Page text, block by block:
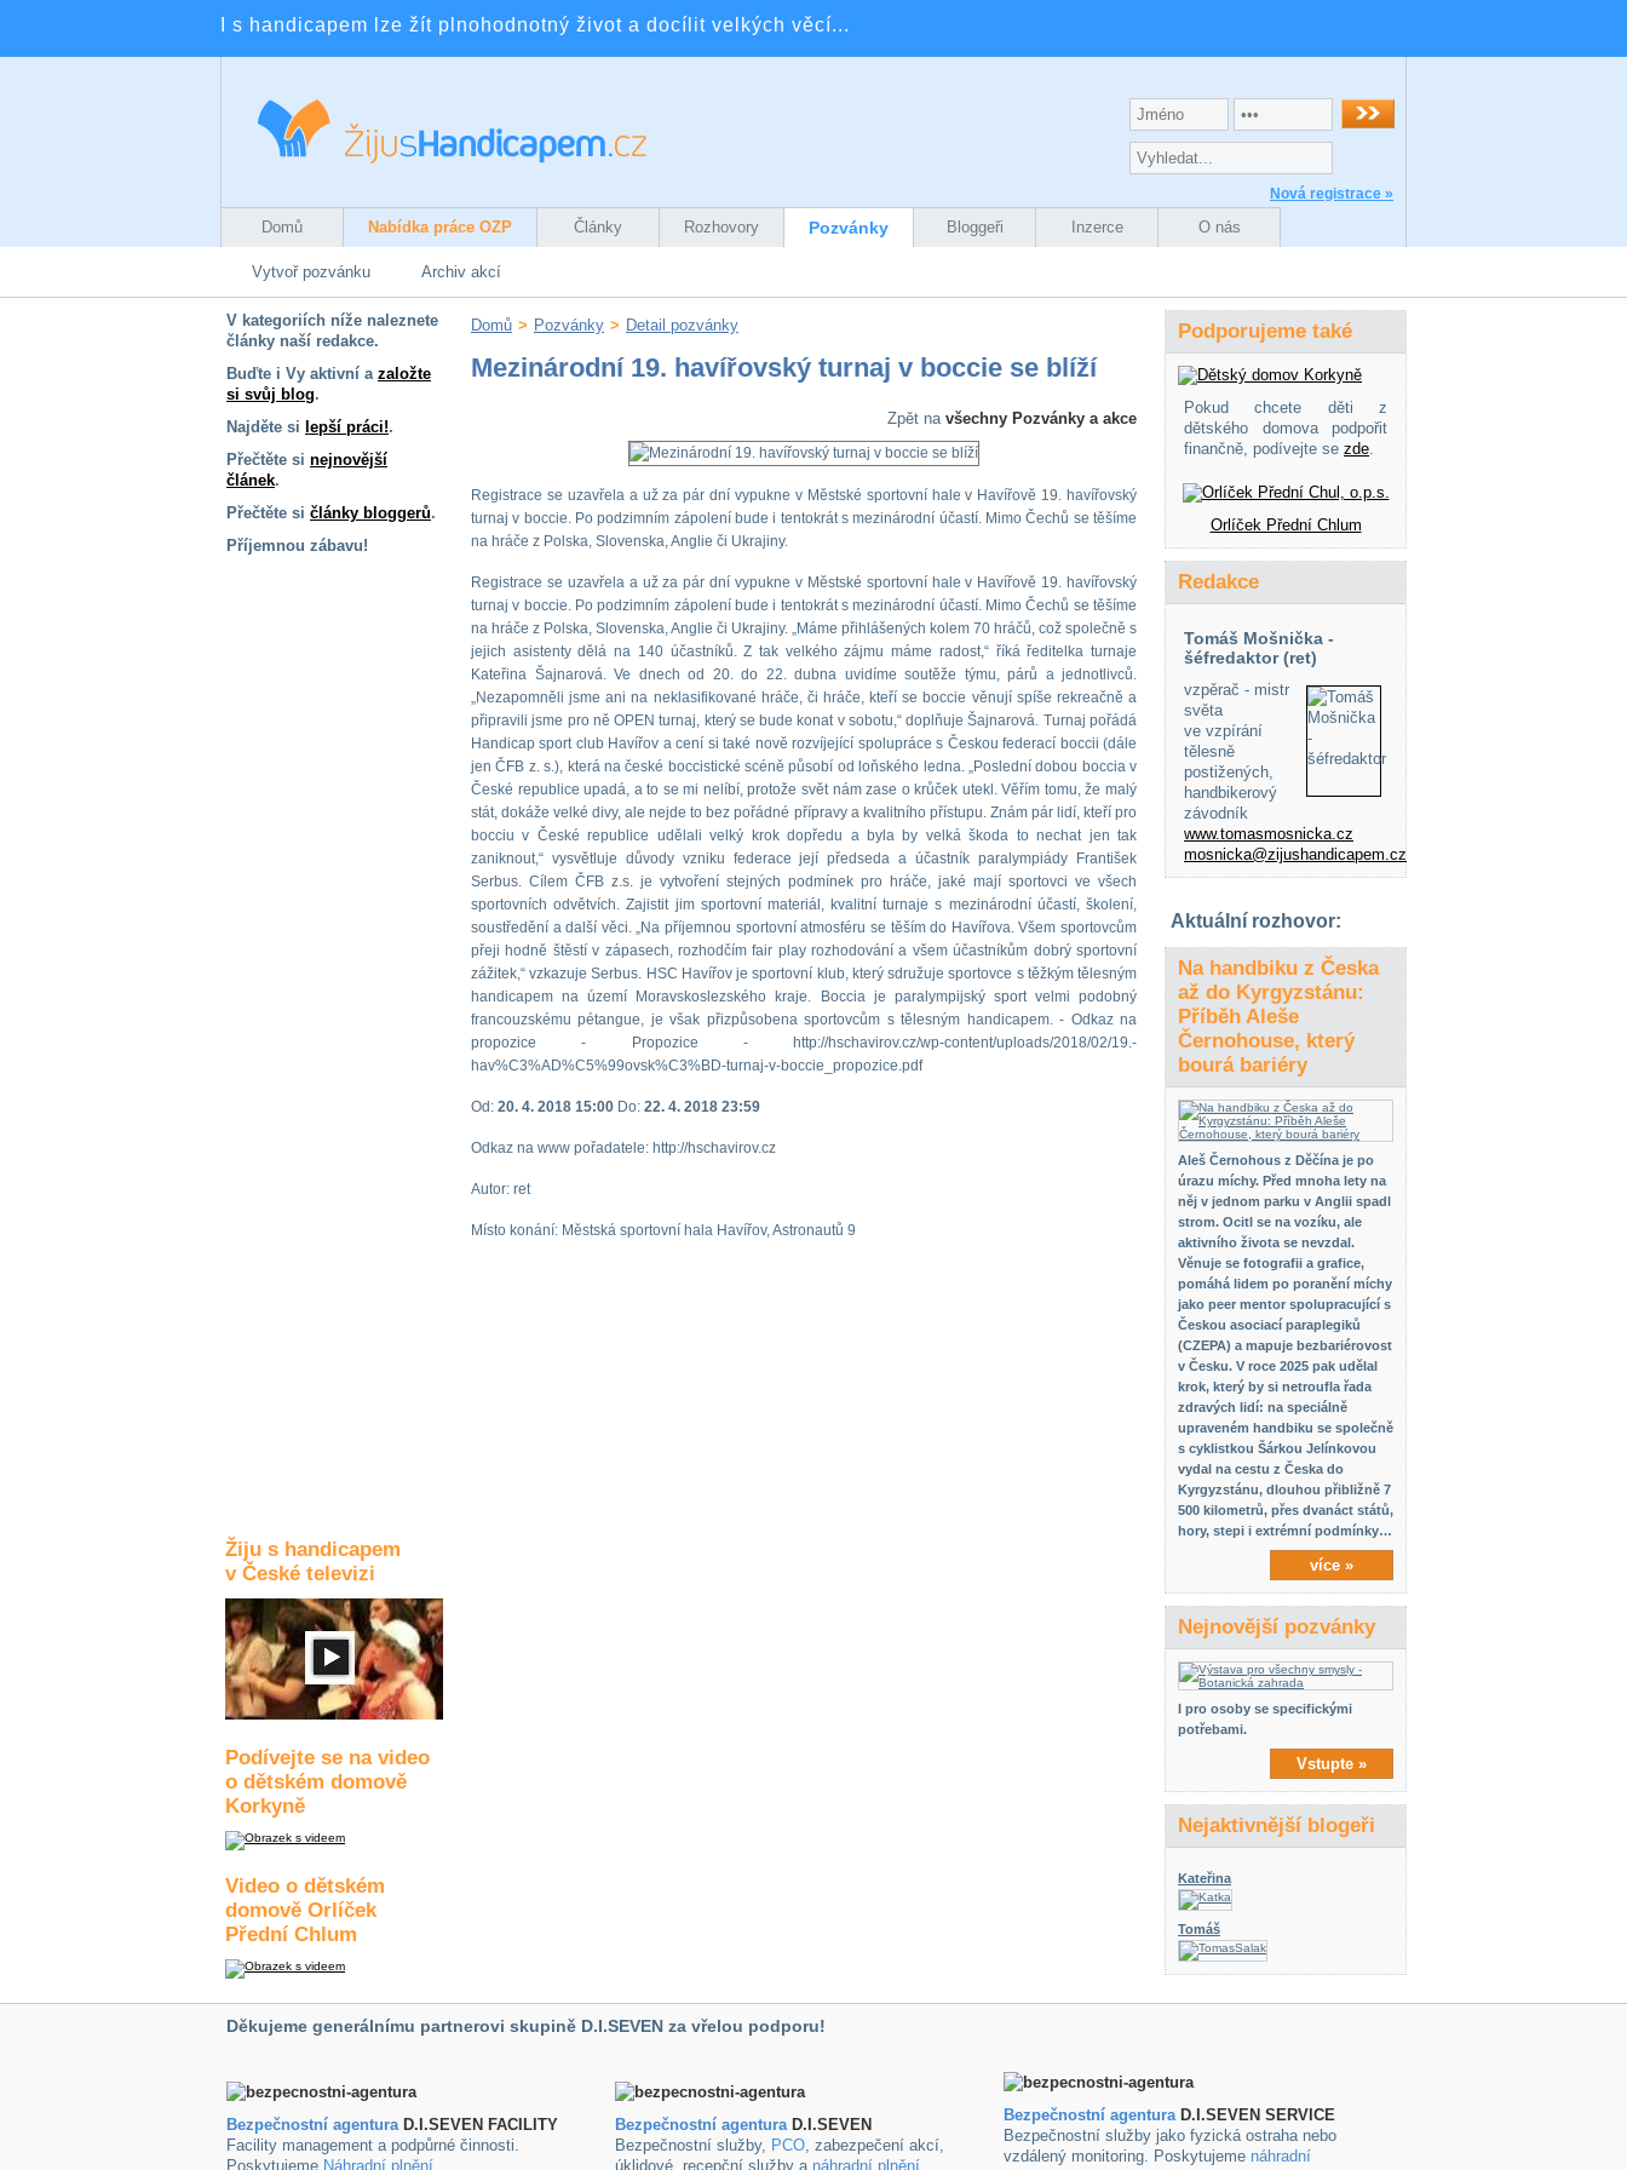
I s handicapem lze žít plnohodnotný život a docílit velkých věcí...
Nová registrace »
Domů Nabídka práce OZP Články Rozhovory Pozvánky Bloggeři Inzerce O nás
Vytvoř pozvánku Archiv akcí
V kategoriích níže naleznete
články naší redakce.
Buďte i Vy aktivní a založte
si svůj blog.
Najděte si lepší práci!.
Přečtěte si nejnovější
článek.
Přečtěte si články bloggerů.
Příjemnou zábavu!
Žiju s handicapem
v České televizi
Podívejte se na video
o dětském domově
Korkyně
Video o dětském
domově Orlíček
Přední Chlum
Domů > Pozvánky > Detail pozvánky
Mezinárodní 19. havířovský turnaj v boccie se blíží
Zpět na všechny Pozvánky a akce
Registrace se uzavřela a už za pár dní vypukne v Městské sportovní hale v Havířově 19. havířovský
turnaj v boccie. Po podzimním zápolení bude i tentokrát s mezinárodní účastí. Mimo Čechů se těšíme
na hráče z Polska, Slovenska, Anglie či Ukrajiny.
Registrace se uzavřela a už za pár dní vypukne v Městské sportovní hale v Havířově 19. havířovský
turnaj v boccie. Po podzimním zápolení bude i tentokrát s mezinárodní účastí. Mimo Čechů se těšíme
na hráče z Polska, Slovenska, Anglie či Ukrajiny. „Máme přihlášených kolem 70 hráčů, což společně s
jejich asistenty dělá na 140 účastníků. Z tak velkého zájmu máme radost,“ říká ředitelka turnaje
Kateřina Šajnarová. Ve dnech od 20. do 22. dubna uvidíme soutěže týmu, párů a jednotlivců.
„Nezapomněli jsme ani na neklasifikované hráče, či hráče, kteří se boccie věnují spíše rekreačně a
připravili jsme pro ně OPEN turnaj, který se bude konat v sobotu,“ doplňuje Šajnarová. Turnaj pořádá
Handicap sport club Havířov a cení si také nově rozvíjející spolupráce s Českou federací boccii (dále
jen ČFB z. s.), která na české boccistické scéně působí od loňského ledna. „Poslední dobou boccia v
České republice upadá, a to se mi nelíbí, protože svět nám zase o krůček utekl. Věřím tomu, že malý
stát, dokáže velké divy, ale nejde to bez pořádné přípravy a kvalitního přístupu. Znám pár lidí, kteří pro
bocciu v České republice udělali velký krok dopředu a byla by velká škoda to nechat jen tak
zaniknout,“ vysvětluje důvody vzniku federace její předseda a účastník paralympiády František
Serbus. Cílem ČFB z.s. je vytvoření stejných podmínek pro hráče, jaké mají sportovci ve všech
sportovních odvětvích. Zajistit jim sportovní materiál, kvalitní turnaje s mezinárodní účastí, školení,
soustředění a další věci. „Na příjemnou sportovní atmosféru se těším do Havířova. Všem sportovcům
přeji hodně štěstí v zápasech, rozhodčím fair play rozhodování a všem účastníkům dobrý sportovní
zážitek,“ vzkazuje Serbus. HSC Havířov je sportovní klub, který sdružuje sportovce s těžkým tělesným
handicapem na území Moravskoslezského kraje. Boccia je paralympijský sport velmi podobný
francouzskému pétangue, je však přizpůsobena sportovcům s tělesným handicapem. - Odkaz na
propozice - Propozice - http://hschavirov.cz/wp-content/uploads/2018/02/19.-
hav%C3%AD%C5%99ovsk%C3%BD-turnaj-v-boccie_propozice.pdf
Od: 20. 4. 2018 15:00 Do: 22. 4. 2018 23:59
Odkaz na www pořadatele: http://hschavirov.cz
Autor: ret
Místo konání: Městská sportovní hala Havířov, Astronautů 9
Podporujeme také
Pokud chcete děti z
dětského domova podpořit
finančně, podívejte se zde.
Orlíček Přední Chlum
Redakce
Tomáš Mošnička -
šéfredaktor (ret)
vzpěrač - mistr
světa
ve vzpírání
tělesně
postižených,
handbikerový
závodník
www.tomasmosnicka.cz
mosnicka@zijushandicapem.cz
Aktuální rozhovor:
Na handbiku z Česka
až do Kyrgyzstánu:
Příběh Aleše
Černohouse, který
bourá bariéry
Aleš Černohous z Děčína je po
úrazu míchy. Před mnoha lety na
něj v jednom parku v Anglii spadl
strom. Ocitl se na vozíku, ale
aktivního života se nevzdal.
Věnuje se fotografii a grafice,
pomáhá lidem po poranění míchy
jako peer mentor spolupracující s
Českou asociací paraplegiků
(CZEPA) a mapuje bezbariérovost
v Česku. V roce 2025 pak udělal
krok, který by si netroufla řada
zdravých lidí: na speciálně
upraveném handbiku se společně
s cyklistkou Šárkou Jelínkovou
vydal na cestu z Česka do
Kyrgyzstánu, dlouhou přibližně 7
500 kilometrů, přes dvanáct států,
hory, stepi i extrémní podmínky…
více »
Nejnovější pozvánky
I pro osoby se specifickými
potřebami.
Vstupte »
Nejaktivnější blogeři
Kateřina
Tomáš
Děkujeme generálnímu partnerovi skupině D.I.SEVEN za vřelou podporu!
Bezpečnostní agenturaD.I.SEVEN FACILITY
Facility management a podpůrné činnosti.
Poskytujeme Náhradní plnění
Bezpečnostní agenturaD.I.SEVEN
Bezpečnostní služby, PCO, zabezpečení akcí,
úklidové ,recepční služby a náhradní plnění
Bezpečnostní agenturaD.I.SEVEN SERVICE
Bezpečnostní služby jako fyzická ostraha nebo
vzdálený monitoring. Poskytujeme náhradní